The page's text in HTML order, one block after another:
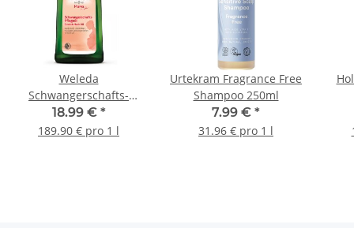
Weleda
Schwangerschafts-
Pflegeöl 100ml
18.99 € *
189.90 € pro 1 l
Urtekram Fragrance Free
Shampoo 250ml
7.99 € *
31.96 € pro 1 l